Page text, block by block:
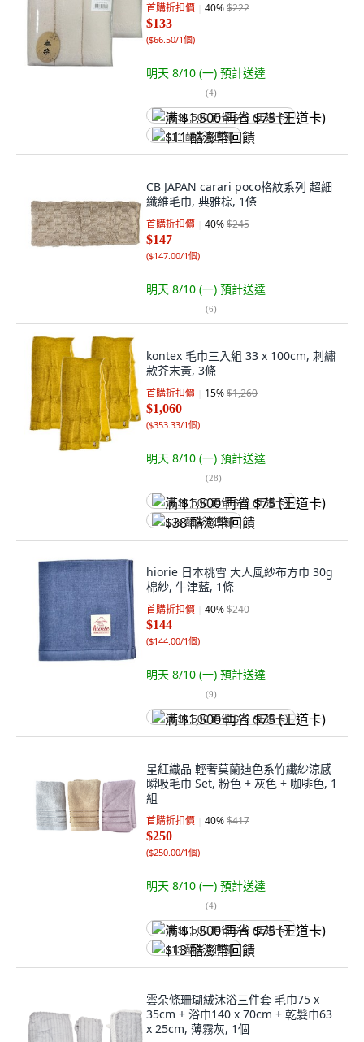
首購折扣價 40%$222
$133
($66.50/1個)
明天 8/10 (一) 預計送達
(4)
满 $1,500 再省 $75 (王道卡)
$11 酷澎幣回饋
CB JAPAN carari poco格紋系列 超細
纖維毛巾, 典雅棕, 1條
首購折扣價 40%$245
$147
($147.00/1個)
明天 8/10 (一) 預計送達
(6)
kontex 毛巾三入組 33 x 100cm, 刺繡
款芥末黃, 3條
首購折扣價 15%$1,260
$1,060
($353.33/1個)
明天 8/10 (一) 預計送達
(28)
满 $1,500 再省 $75 (王道卡)
$38 酷澎幣回饋
hiorie 日本桃雪 大人風紗布方巾 30g
棉紗, 牛津藍, 1條
首購折扣價 40%$240
$144
($144.00/1個)
明天 8/10 (一) 預計送達
(9)
满 $1,500 再省 $75 (王道卡)
星紅織品 輕奢莫蘭迪色系竹纖紗涼感
瞬吸毛巾 Set, 粉色 + 灰色 + 咖啡色, 1
組
首購折扣價 40%$417
$250
($250.00/1個)
明天 8/10 (一) 預計送達
(4)
满 $1,500 再省 $75 (王道卡)
$13 酷澎幣回饋
雲朵條珊瑚絨沐浴三件套 毛巾75 x
35cm + 浴巾140 x 70cm + 乾髮巾63
x 25cm, 薄霧灰, 1個